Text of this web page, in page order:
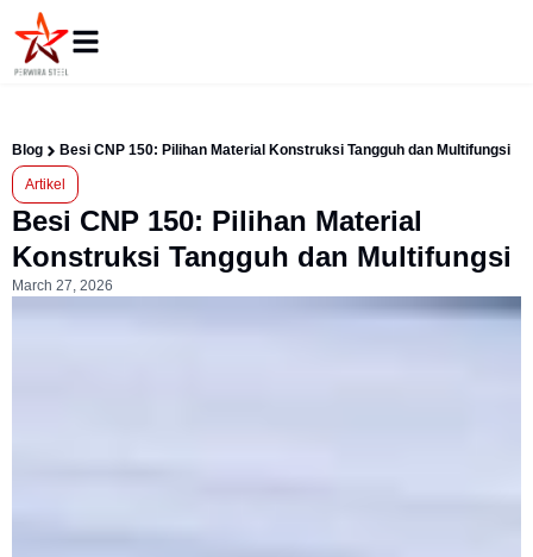
Blog Besi CNP 150: Pilihan Material Konstruksi Tangguh dan Multifungsi
Artikel
Besi CNP 150: Pilihan Material
Konstruksi Tangguh dan Multifungsi
March 27, 2026